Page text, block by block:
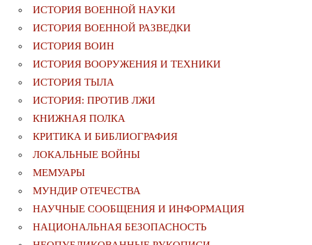
ИСТОРИЯ ВОЕННОЙ НАУКИ
ИСТОРИЯ ВОЕННОЙ РАЗВЕДКИ
ИСТОРИЯ ВОИН
ИСТОРИЯ ВООРУЖЕНИЯ И ТЕХНИКИ
ИСТОРИЯ ТЫЛА
ИСТОРИЯ: ПРОТИВ ЛЖИ
КНИЖНАЯ ПОЛКА
КРИТИКА И БИБЛИОГРАФИЯ
ЛОКАЛЬНЫЕ ВОЙНЫ
МЕМУАРЫ
МУНДИР ОТЕЧЕСТВА
НАУЧНЫЕ СООБЩЕНИЯ И ИНФОРМАЦИЯ
НАЦИОНАЛЬНАЯ БЕЗОПАСНОСТЬ